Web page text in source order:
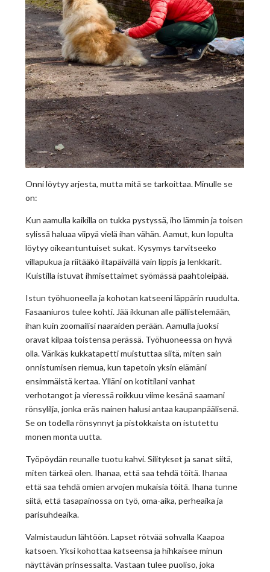
Onni löytyy arjesta, mutta mitä se tarkoittaa. Minulle se
on:
Kun aamulla kaikilla on tukka pystyssä, iho lämmin ja toisen
sylissä haluaa viipyä vielä ihan vähän. Aamut, kun lopulta
löytyy oikeantuntuiset sukat. Kysymys tarvitseeko
villapukua ja riitääkö iltapäivällä vain lippis ja lenkkarit.
Kuistilla istuvat ihmisettaimet syömässä paahtoleipää.
Istun työhuoneella ja kohotan katseeni läppärin ruudulta.
Fasaaniuros tulee kohti. Jää ikkunan alle pällistelemään,
ihan kuin zoomailisi naaraiden perään. Aamulla juoksi
oravat kilpaa toistensa perässä. Työhuoneessa on hyvä
olla. Värikäs kukkatapetti muistuttaa siitä, miten sain
onnistumisen riemua, kun tapetoin yksin elämäni
ensimmäistä kertaa. Ylläni on kotitilani vanhat
verhotangot ja vieressä roikkuu viime kesänä saamani
rönsylilja, jonka eräs nainen halusi antaa kaupanpäälisenä.
Se on todella rönsynnyt ja pistokkaista on istutettu
monen monta uutta.
Työpöydän reunalle tuotu kahvi. Silitykset ja sanat siitä,
miten tärkeä olen. Ihanaa, että saa tehdä töitä. Ihanaa
että saa tehdä omien arvojen mukaisia töitä. Ihana tunne
siitä, että tasapainossa on työ, oma-aika, perheaika ja
parisuhdeaika.
Valmistaudun lähtöön. Lapset rötvää sohvalla Kaapoa
katsoen. Yksi kohottaa katseensa ja hihkaisee minun
näyttävän prinsessalta. Vastaan tulee puoliso, joka